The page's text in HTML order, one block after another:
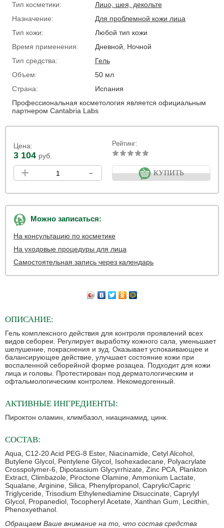
Тип косметики:
Лицо, шея, декольте
Назначение:
Для проблемной кожи лица
Тип кожи:
Любой тип кожи
Время применения:
Дневной, Ночной
Тип средства:
Гель
Объем:
50 мл
Страна:
Испания
Профессиональная косметология является официальным
партнером Cantabria Labs
Цена:
3 104 руб.
Рейтинг:
+ - КУПИТЬ
Можно записаться:
На консультацию по косметике
На уходовые процедуры для лица
Самостоятельная запись через календарь
ОПИСАНИЕ:
Гель комплексного действия для контроля проявлений всех
видов себореи. Регулирует выработку кожного сала, уменьшает
шелушение, покраснения и зуд. Оказывает успокаивающее и
балансирующее действие, улучшает состояние кожи при
воспаленной себорейной форме розацеа. Подходит для кожи
лица и головы. Протестирован под дерматологическим и
офтальмологическим контролем. Некомедогенный.
АКТИВНЫЕ ИНГРЕДИЕНТЫ:
Пироктон оламин, климбазол, ниацинамид, цинк.
СОСТАВ:
Aqua, C12-20 Acid PEG-8 Ester, Niacinamide, Cetyl Alcohol,
Butylene Glycol, Pentylene Glycol, Isohexadecane, Polyacrylate
Crosspolymer-6, Dipotassium Glycyrrhizate, Zinc PCA, Plankton
Extract, Climbazole, Piroctone Olamine, Ammonium Lactate,
Squalane, Arginine, Silica, Phenylpropanol, Caprylic/Capric
Triglyceride, Trisodium Ethylenediamine Disuccinate, Caprylyl
Glycol, Propanediol, Tocopheryl Acetate, Xanthan Gum, Lecithin,
Phenoxyethanol.
Обращаем Ваше внимание на то, что состав средства